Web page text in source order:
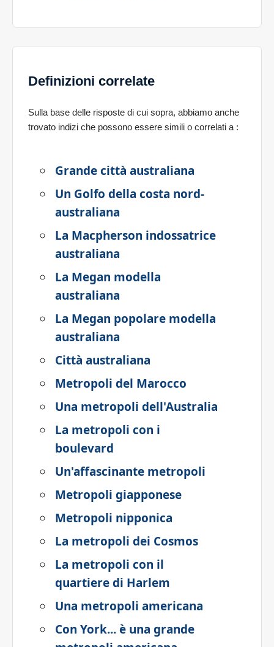
Definizioni correlate
Sulla base delle risposte di cui sopra, abbiamo anche
trovato indizi che possono essere simili o correlati a :
Grande città australiana
Un Golfo della costa nord-
australiana
La Macpherson indossatrice
australiana
La Megan modella
australiana
La Megan popolare modella
australiana
Città australiana
Metropoli del Marocco
Una metropoli dell'Australia
La metropoli con i
boulevard
Un'affascinante metropoli
Metropoli giapponese
Metropoli nipponica
La metropoli dei Cosmos
La metropoli con il
quartiere di Harlem
Una metropoli americana
Con York... è una grande